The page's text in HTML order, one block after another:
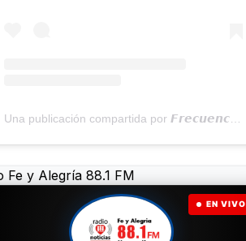
Una publicación compartida por 𝙁𝙧𝙚𝙘𝙪𝙚𝙣𝙘𝙞𝙖 𝙉𝙤𝙩𝙞𝙘𝙞𝙖𝙨 | Programa Radial (@frecuencianoticias)
Fe y Alegría 88.1 FM
EN VIVO